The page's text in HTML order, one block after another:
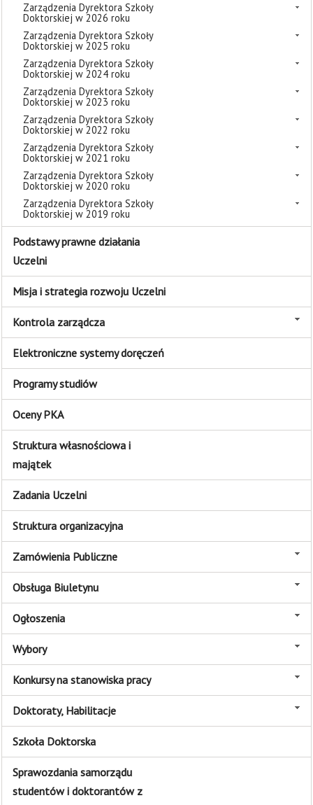
Zarządzenia Dyrektora Szkoły
Doktorskiej w 2026 roku
Zarządzenia Dyrektora Szkoły
Doktorskiej w 2025 roku
Zarządzenia Dyrektora Szkoły
Doktorskiej w 2024 roku
Zarządzenia Dyrektora Szkoły
Doktorskiej w 2023 roku
Zarządzenia Dyrektora Szkoły
Doktorskiej w 2022 roku
Zarządzenia Dyrektora Szkoły
Doktorskiej w 2021 roku
Zarządzenia Dyrektora Szkoły
Doktorskiej w 2020 roku
Zarządzenia Dyrektora Szkoły
Doktorskiej w 2019 roku
Podstawy prawne działania
Uczelni
Misja i strategia rozwoju Uczelni
Kontrola zarządcza
Elektroniczne systemy doręczeń
Programy studiów
Oceny PKA
Struktura własnościowa i
majątek
Zadania Uczelni
Struktura organizacyjna
Zamówienia Publiczne
Obsługa Biuletynu
Ogłoszenia
Wybory
Konkursy na stanowiska pracy
Doktoraty, Habilitacje
Szkoła Doktorska
Sprawozdania samorządu
studentów i doktorantów z